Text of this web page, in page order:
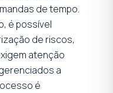
de tempo.
é possível
de riscos,
atenção
a
é